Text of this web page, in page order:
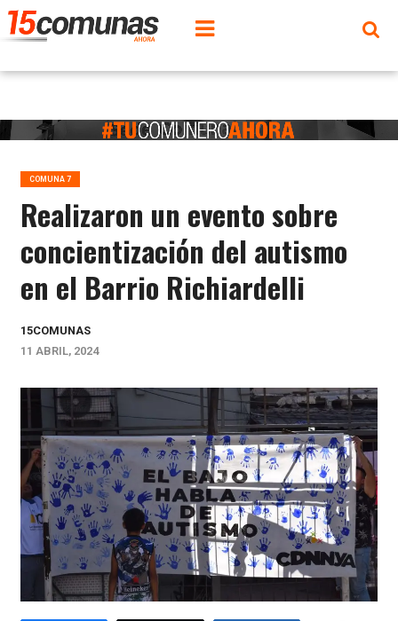
COMUNA 7
Realizaron un evento sobre
concientización del autismo
en el Barrio Richiardelli
15COMUNAS
11 ABRIL, 2024